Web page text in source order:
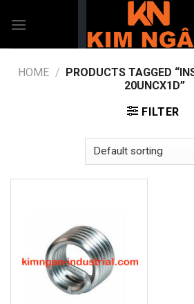
HOME / PRODUCTS TAGGED
20UNCX1D”
FILTER